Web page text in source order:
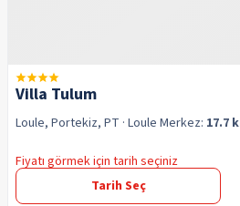
Villa Tulum
Loule, Portekiz, PT · Loule Merkez: 17.7
Fiyatı görmek için tarih seçiniz
Tarih Seç